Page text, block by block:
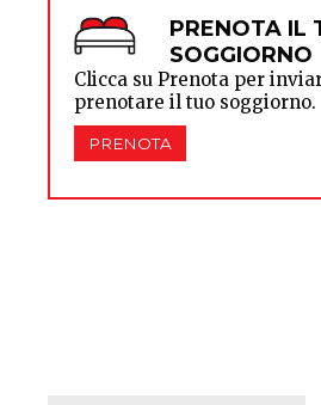
PRENOTA IL
SOGGIORNO
Clicca su Prenota per
prenotare il tuo soggiorno.
PRENOTA